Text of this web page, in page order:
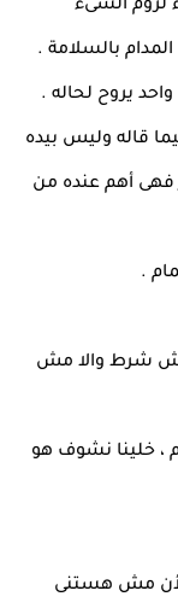
لزوم الشىء
بالسلامة .
يروح لحاله .
قاله وليس بيده
فهى أهم عنده من
.
شرط والا مش
، خلينا نشوف هو
لأن مش هستنى